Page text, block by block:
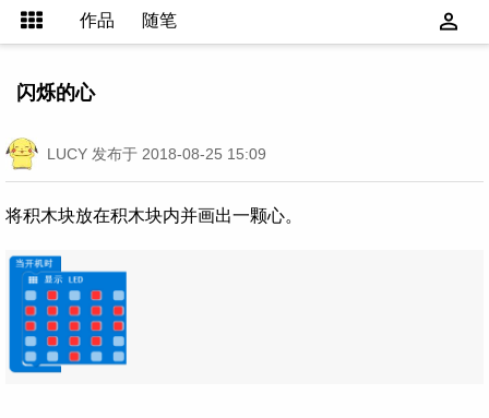
作品 随笔
闪烁的心
LUCY 发布于 2018-08-25 15:09
将积木块放在积木块内并画出一颗心。